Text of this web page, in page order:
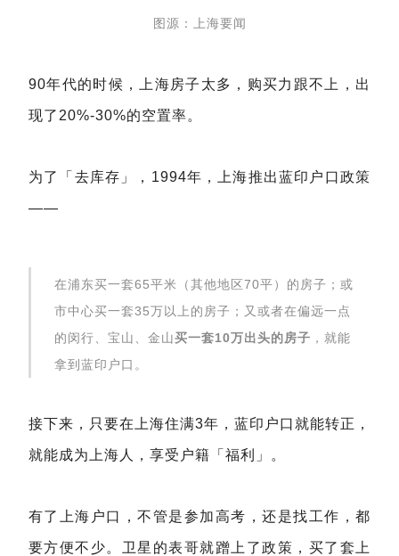
图源：上海要闻
90年代的时候，上海房子太多，购买力跟不上，出
现了20%-30%的空置率。
为了「去库存」，1994年，上海推出蓝印户口政策
——
在浦东买一套65平米（其他地区70平）的房子；或
市中心买一套35万以上的房子；又或者在偏远一点
的闵行、宝山、金山买一套10万出头的房子 ，就能
拿到蓝印户口。
接下来，只要在上海住满3年，蓝印户口就能转正，
就能成为上海人，享受户籍「福利」。
有了上海户口，不管是参加高考，还是找工作，都
要方便不少。卫星的表哥就蹭上了政策，买了套上